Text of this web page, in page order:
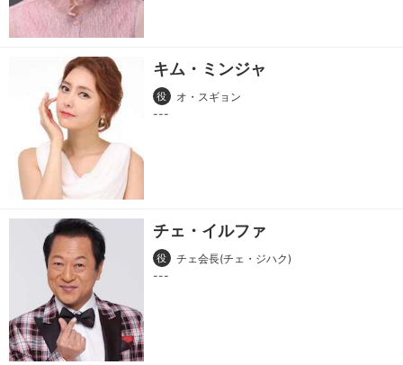
キム・ミンジャ
役 オ・スギョン
チェ・イルファ
役 チェ会長(チェ・ジハク)